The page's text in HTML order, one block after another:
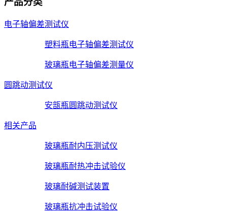
电子轴偏差测试仪
塑料瓶电子轴偏差测试仪
玻璃瓶电子轴偏差测量仪
圆跳动测试仪
安瓿瓶圆跳动测试仪
相关产品
玻璃瓶耐内压测试仪
玻璃瓶耐热冲击试验仪
玻璃耐碱测试装置
玻璃瓶抗冲击试验仪